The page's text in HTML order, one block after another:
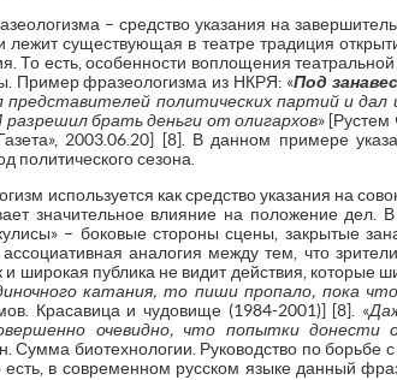
– средство указания на
лежит существующая в театре традиция
То есть, особенности воплощения
Пример фразеологизма из НКРЯ: «Под занавес
представителей политических партий и
разрешил брать деньги от олигархов» [Рустем
2003.06.20] [8]. В данном примере
политического сезона.
используется как средство указания на
значительное влияние на положение дел.
– боковые стороны сцены, закрытые
аналогия между тем, что
и широкая публика не видит действия,
катания, то пиши пропало, пока
Красавица и чудовище (1984-2001)] [8]. «
очевидно, что попытки
Сумма биотехнологии. Руководство по борьбе
в современном русском языке данный